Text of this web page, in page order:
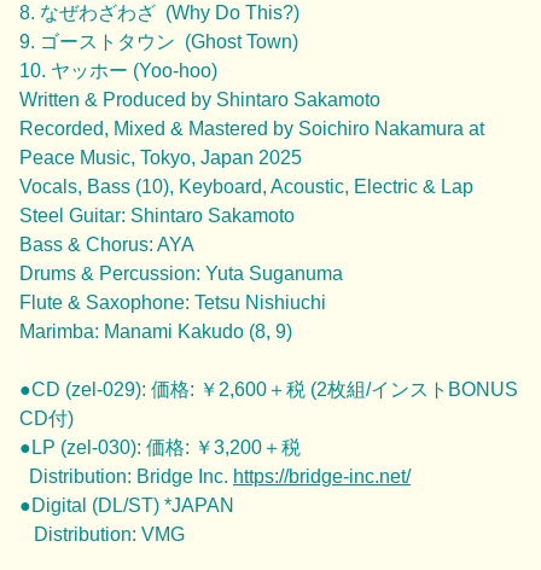
8. なぜわざわざ (Why Do This?)
9. ゴーストタウン (Ghost Town)
10. ヤッホー (Yoo-hoo)
Written & Produced by Shintaro Sakamoto
Recorded, Mixed & Mastered by Soichiro Nakamura at
Peace Music, Tokyo, Japan 2025
Vocals, Bass (10), Keyboard, Acoustic, Electric & Lap
Steel Guitar: Shintaro Sakamoto
Bass & Chorus: AYA
Drums & Percussion: Yuta Suganuma
Flute & Saxophone: Tetsu Nishiuchi
Marimba: Manami Kakudo (8, 9)
●CD (zel-029): 価格: ￥ 2,600＋税 (2枚組/インスト BONUS
CD付)
●LP (zel-030): 価格: ￥3,200＋税
Distribution: Bridge Inc. https://bridge-inc.net/
●Digital (DL/ST) *JAPAN
Distribution: VMG